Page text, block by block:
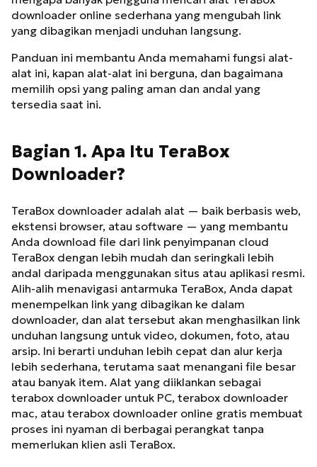
downloader online sederhana yang mengubah link
yang dibagikan menjadi unduhan langsung.
Panduan ini membantu Anda memahami fungsi alat-
alat ini, kapan alat-alat ini berguna, dan bagaimana
memilih opsi yang paling aman dan andal yang
tersedia saat ini.
Bagian 1. Apa Itu TeraBox
Downloader?
TeraBox downloader adalah alat — baik berbasis web,
ekstensi browser, atau software — yang membantu
Anda download file dari link penyimpanan cloud
TeraBox dengan lebih mudah dan seringkali lebih
andal daripada menggunakan situs atau aplikasi resmi.
Alih-alih menavigasi antarmuka TeraBox, Anda dapat
menempelkan link yang dibagikan ke dalam
downloader, dan alat tersebut akan menghasilkan link
unduhan langsung untuk video, dokumen, foto, atau
arsip. Ini berarti unduhan lebih cepat dan alur kerja
lebih sederhana, terutama saat menangani file besar
atau banyak item. Alat yang diiklankan sebagai
terabox downloader untuk PC, terabox downloader
mac, atau terabox downloader online gratis membuat
proses ini nyaman di berbagai perangkat tanpa
memerlukan klien asli TeraBox.